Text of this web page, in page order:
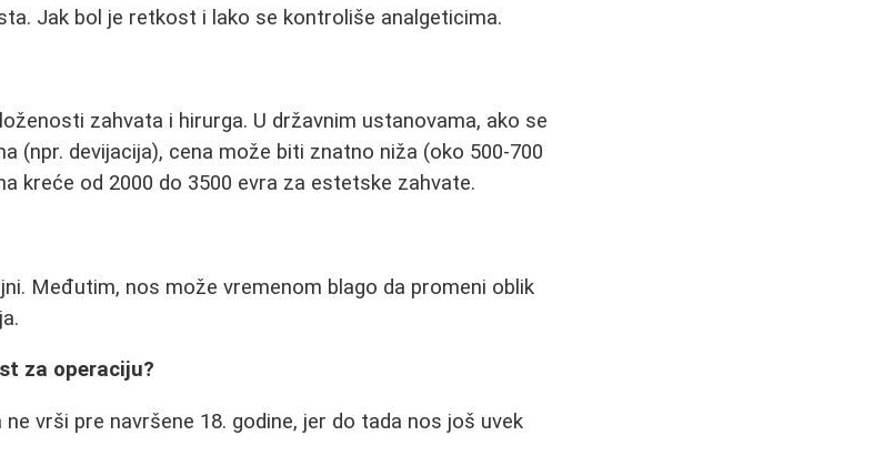
Jak bol je retkost i lako se kontroliše analgeticima.
zahvata i hirurga. U državnim ustanovama, ako se
(npr. devijacija), cena može biti znatno niža (oko 500-700
kreće od 2000 do 3500 evra za estetske zahvate.
Međutim, nos može vremenom blago da promeni oblik
za operaciju?
vrši pre navršene 18. godine, jer do tada nos još uvek